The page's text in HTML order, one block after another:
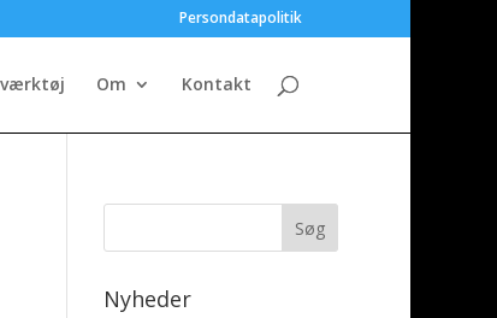
Persondatapolitik
Om Kontakt
Nyheder